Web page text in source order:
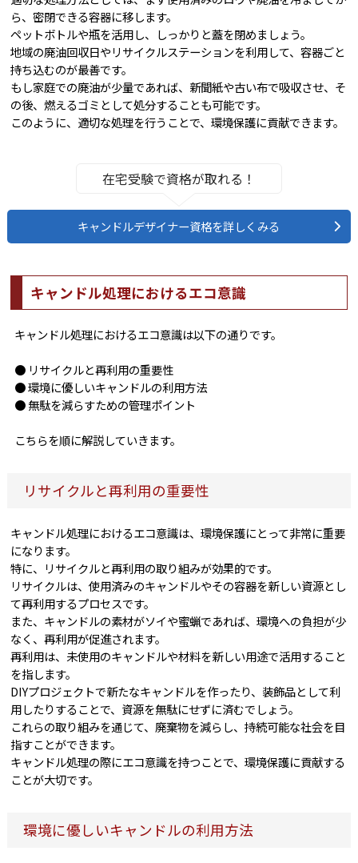
ら、密閉できる容器に移します。
ペットボトルや瓶を活用し、しっかりと蓋を閉めましょう。
地域の廃油回収日やリサイクルステーションを利用して、容器ごと
持ち込むのが最善です。
もし家庭での廃油が少量であれば、新聞紙や古い布で吸収させ、そ
の後、燃えるゴミとして処分することも可能です。
このように、適切な処理を行うことで、環境保護に貢献できます。
在宅受験で資格が取れる！
キャンドルデザイナー資格を詳しくみる
キャンドル処理におけるエコ意識
キャンドル処理におけるエコ意識は以下の通りです。
● リサイクルと再利用の重要性
● 環境に優しいキャンドルの利用方法
● 無駄を減らすための管理ポイント
こちらを順に解説していきます。
リサイクルと再利用の重要性
キャンドル処理におけるエコ意識は、環境保護にとって非常に重要
になります。
特に、リサイクルと再利用の取り組みが効果的です。
リサイクルは、使用済みのキャンドルやその容器を新しい資源とし
て再利用するプロセスです。
また、キャンドルの素材がソイや蜜蝋であれば、環境への負担が少
なく、再利用が促進されます。
再利用は、未使用のキャンドルや材料を新しい用途で活用すること
を指します。
DIYプロジェクトで新たなキャンドルを作ったり、装飾品として利
用したりすることで、資源を無駄にせずに済むでしょう。
これらの取り組みを通じて、廃棄物を減らし、持続可能な社会を目
指すことができます。
キャンドル処理の際にエコ意識を持つことで、環境保護に貢献する
ことが大切です。
環境に優しいキャンドルの利用方法